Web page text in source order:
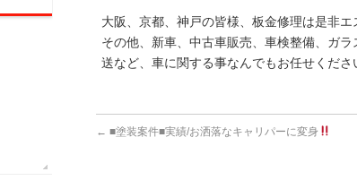
大阪、京都、神戸の皆様、板金修理は是非エ
その他、新車、中古車販売、車検整備、ガ
送など、車に関する事なんでもお任せくださ
← ■塗装案件■実績/お洒落なキャリパーに変身